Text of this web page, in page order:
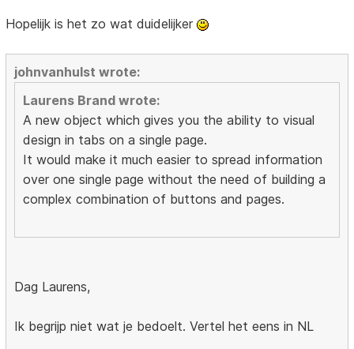
Hopelijk is het zo wat duidelijker
johnvanhulst wrote:
Laurens Brand wrote:
A new object which gives you the ability to visual
design in tabs on a single page.
It would make it much easier to spread information
over one single page without the need of building a
complex combination of buttons and pages.
Dag Laurens,
Ik begrijp niet wat je bedoelt. Vertel het eens in NL